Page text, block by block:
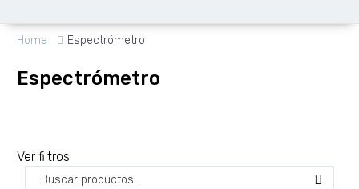
Home Espectrómetro
Espectrómetro
Ver filtros